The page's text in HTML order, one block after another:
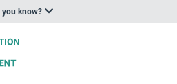
you know?